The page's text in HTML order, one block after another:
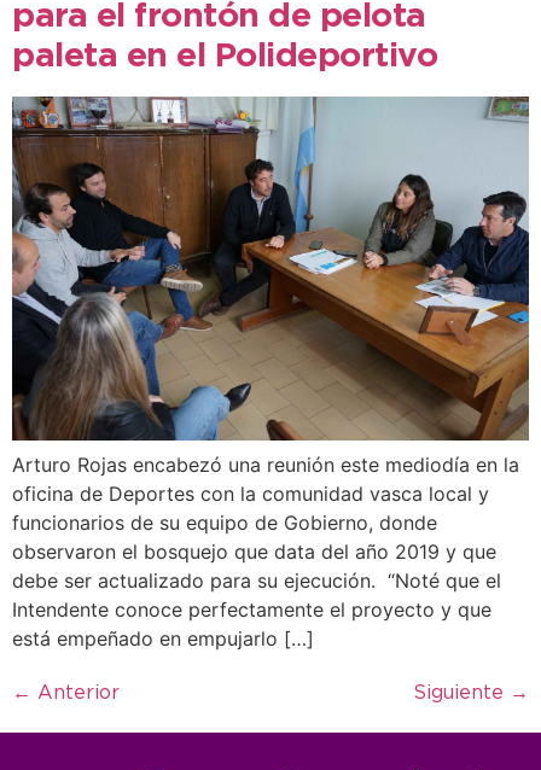
para el frontón de pelota
paleta en el Polideportivo
Arturo Rojas encabezó una reunión este mediodía en la
oficina de Deportes con la comunidad vasca local y
funcionarios de su equipo de Gobierno, donde
observaron el bosquejo que data del año 2019 y que
debe ser actualizado para su ejecución. “Noté que el
Intendente conoce perfectamente el proyecto y que
está empeñado en empujarlo […]
← Anterior Siguiente →